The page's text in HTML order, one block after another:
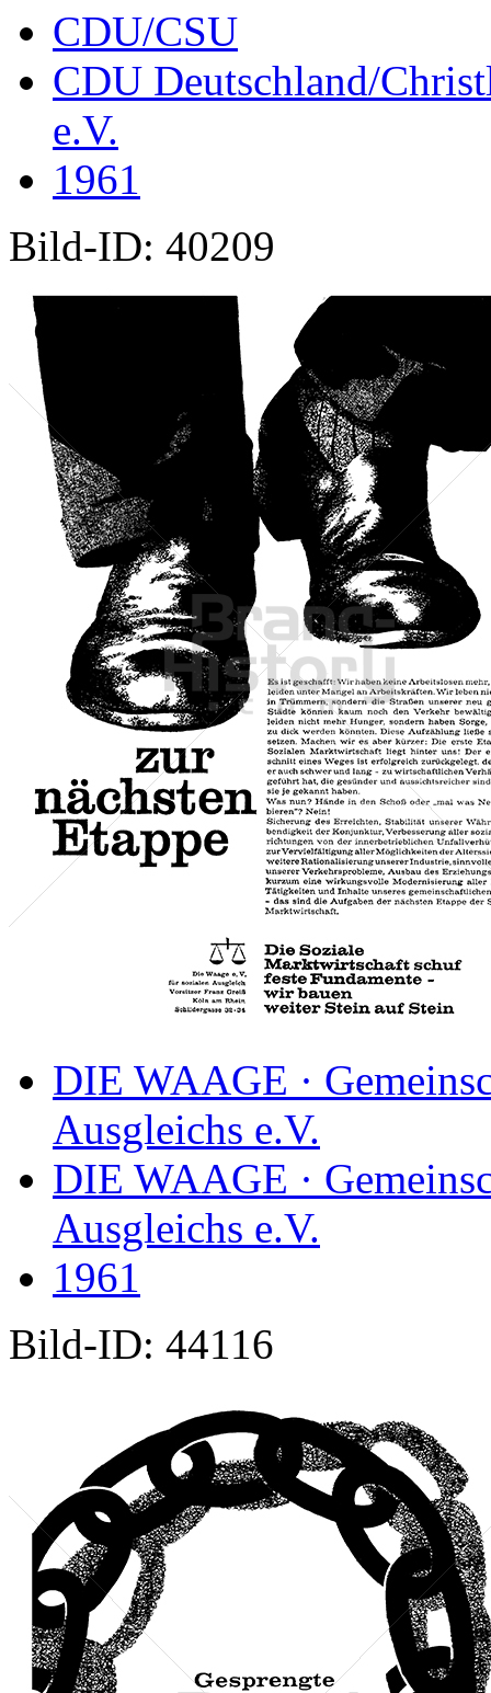
CDU/CSU
CDU Deutschland/
e.V.
1961
Bild-ID: 40209
DIE WAAGE ·
Ausgleichs e.V.
DIE WAAGE ·
Ausgleichs e.V.
1961
Bild-ID: 44116